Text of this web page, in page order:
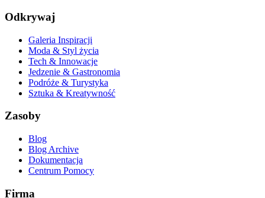
Odkrywaj
Galeria Inspiracji
Moda & Styl życia
Tech & Innowacje
Jedzenie & Gastronomia
Podróże & Turystyka
Sztuka & Kreatywność
Zasoby
Blog
Blog Archive
Dokumentacja
Centrum Pomocy
Firma